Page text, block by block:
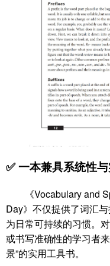
✅ 一本兼具系统性
《Vocabulary and
Day》不仅提供了词汇
为日常可持续的习惯。
或书写准确性的学习者
景”的实用工具书。